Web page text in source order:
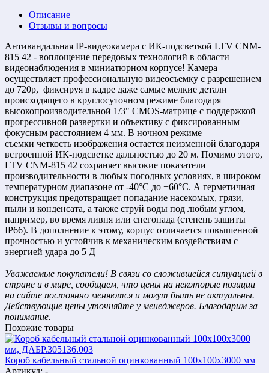
Описание
Отзывы и вопросы
Антивандальная IP-видеокамера с ИК-подсветкой LTV CNM-
815 42 - воплощение передовых технологий в области
видеонаблюдения в миниатюрном корпусе! Камера
осуществляет профессиональную видеосъемку с разрешением
до 720р, фиксируя в кадре даже самые мелкие детали
происходящего в круглосуточном режиме благодаря
высокопроизводительной 1/3" CMOS-матрице с поддержкой
прогрессивной развертки и объективу с фиксированным
фокусным расстоянием 4 мм. В ночном режиме
съемки четкость изображения остается неизменной благодаря
встроенной ИК-подсветке дальностью до 20 м. Помимо этого,
LTV CNM-815 42 сохраняет высокие показатели
производительности в любых погодных условиях, в широком
температурном диапазоне от -40°C до +60°C. А герметичная
конструкция предотвращает попадание насекомых, грязи,
пыли и конденсата, а также струй воды под любым углом,
например, во время ливня или снегопада (степень защиты
IP66). В дополнение к этому, корпус отличается повышенной
прочностью и устойчив к механическим воздействиям с
энергией удара до 5 Д
Уважаемые покупатели! В связи со сложившейся ситуацией в
стране и в мире, сообщаем, что цены на некоторые позиции
на сайте постоянно меняются и могут быть не актуальны.
Действующие цены уточняйте у менеджеров. Благодарим за
понимание.
Похожие товары
Короб кабельный стальной оцинкованный 100х100х3000 мм
Артикул: -